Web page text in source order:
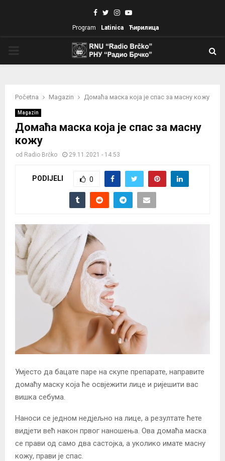
Facebook
TwitterInstagram
Youtube
Program Latinica Ћирилица
Početna Magazin Домаћа маска која је спас за масну кожу
Magazin
Домаћа маска која је спас за масну
кожу
od Radio Brčko 29.11.2021 - 14:53
PODIJELI 0
Умјесто да бацате паре на скупе препарате, направите
домаћу маску која ће освјежити лице и ријешити вас
вишка себума.
Наноси се једном недјељно на лице, а резултате ћете
видјети већ након првог наношења. Ова домаћа маска
се прави од само два састојка, а уколико имате масну
кожу, прави је спас.